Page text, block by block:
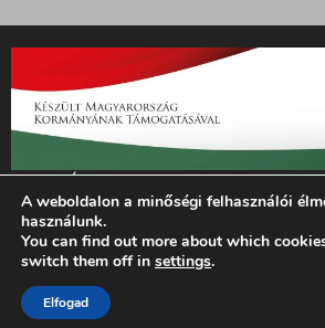
„Az Új Ember katolikus hetilap
támogatását az EGYH-KCP-14-P-
szerződés keretében 3 000 000 Ft
Emberi Erőforrások
© 2026 Magyar Kurír - Új Ember
A weboldalon a minőségi felhasználói
használunk.
You can find out more about which
switch them off in settings.
Elfogad